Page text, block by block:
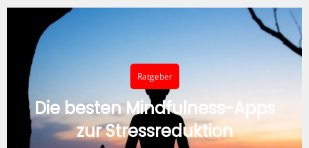
Ratgeber
Die besten Mindfulness-Apps
zur Stressreduktion